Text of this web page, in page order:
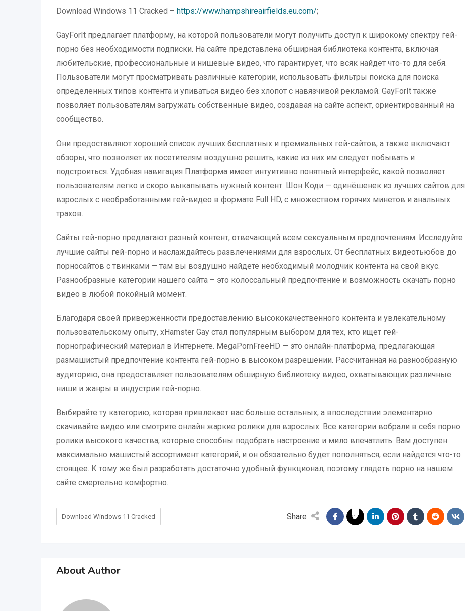
Download Windows 11 Cracked – https://www.hampshireairfields.eu.com/;
GayForIt предлагает платформу, на которой пользователи могут получить доступ к широкому спектру гей-
порно без необходимости подписки. На сайте представлена ​​обширная библиотека контента, включая
любительские, профессиональные и нишевые видео, что гарантирует, что всяк найдет что-то для себя.
Пользователи могут просматривать различные категории, использовать фильтры поиска для поиска
определенных типов контента и упиваться видео без хлопот с навязчивой рекламой. GayForIt также
позволяет пользователям загружать собственные видео, создавая на сайте аспект, ориентированный на
сообщество.
Они предоставляют хороший список лучших бесплатных и премиальных гей-сайтов, а также включают
обзоры, что позволяет их посетителям воздушно решить, какие из них им следует побывать и
подстроиться. Удобная навигация Платформа имеет интуитивно понятный интерфейс, какой позволяет
пользователям легко и скоро выкапывать нужный контент. Шон Коди — одинёшенек из лучших сайтов для
взрослых с необработанными гей-видео в формате Full HD, с множеством горячих минетов и анальных
трахов.
Сайты гей-порно предлагают разный контент, отвечающий всем сексуальным предпочтениям. Исследуйте
лучшие сайты гей-порно и наслаждайтесь развлечениями для взрослых. От бесплатных видеотьюбов до
порносайтов с твинками — там вы воздушно найдете необходимый молодчик контента на свой вкус.
Разнообразные категории нашего сайта – это колоссальный предпочтение и возможность скачать порно
видео в любой покойный момент.
Благодаря своей приверженности предоставлению высококачественного контента и увлекательному
пользовательскому опыту, xHamster Gay стал популярным выбором для тех, кто ищет гей-
порнографический материал в Интернете. MegaPornFreeHD — это онлайн-платформа, предлагающая
размашистый предпочтение контента гей-порно в высоком разрешении. Рассчитанная на разнообразную
аудиторию, она предоставляет пользователям обширную библиотеку видео, охватывающих различные
ниши и жанры в индустрии гей-порно.
Выбирайте ту категорию, которая привлекает вас больше остальных, а впоследствии элементарно
скачивайте видео или смотрите онлайн жаркие ролики для взрослых. Все категории вобрали в себя порно
ролики высокого качества, которые способны подобрать настроение и мило впечатлить. Вам доступен
максимально машистый ассортимент категорий, и он обязательно будет пополняться, если найдется что-то
стоящее. К тому же был разработать достаточно удобный функционал, поэтому глядеть порно на нашем
сайте смертельно комфортно.
Download Windows 11 Cracked Share
About Author